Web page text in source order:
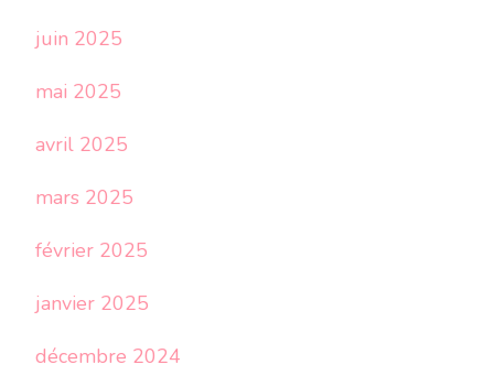
juin 2025
mai 2025
avril 2025
mars 2025
février 2025
janvier 2025
décembre 2024